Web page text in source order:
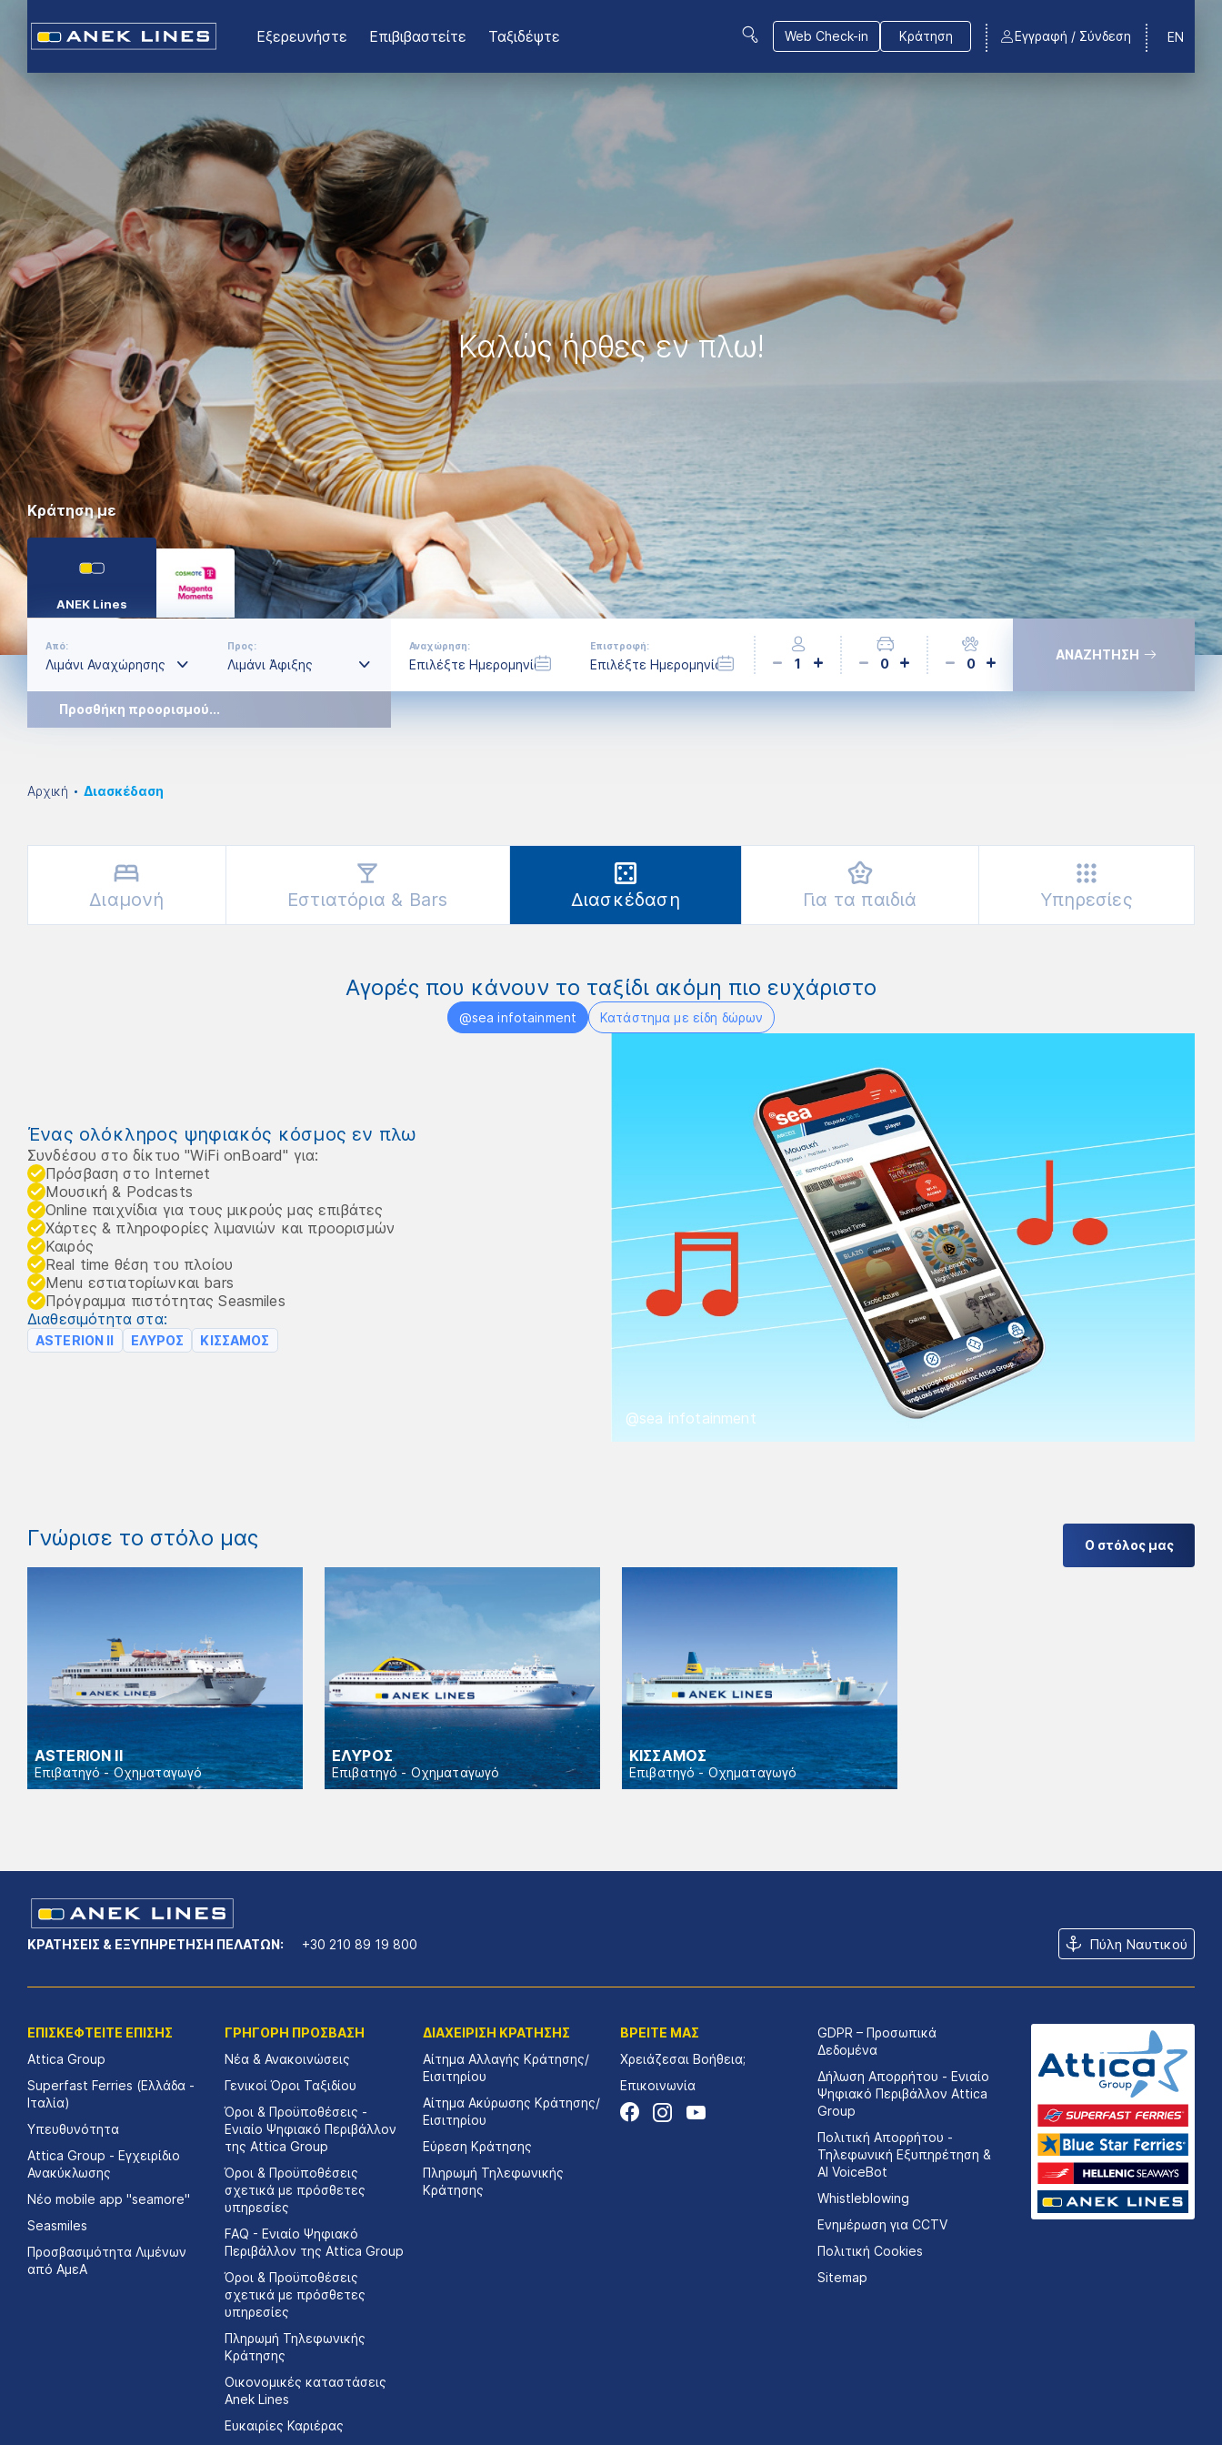
Εξερευνήστε Επιβιβαστείτε Ταξιδέψτε Web Check-in Κράτηση EN
Εγγραφή / Σύνδεση
Καλώς ήρθες εν πλω!
Κράτηση με
ANEK Lines
Από: Προς: Αναχώρηση: Επιστροφή:
Προσθήκη προορισμού...
1 0 0
ΑΝΑΖΗΤΗΣΗ
Αρχική Διασκέδαση
Διαμονή Εστιατόρια & Bars Διασκέδαση Για τα παιδιά Υπηρεσίες
Αγορές που κάνουν το ταξίδι ακόμη πιο ευχάριστο
@sea infotainment Κατάστημα με είδη δώρων
@sea infotainment
Ένας ολόκληρος ψηφιακός κόσμος εν πλω
Συνδέσου στο δίκτυο "WiFi onBoard" για:
Πρόσβαση στο Internet
Μουσική & Podcasts
Online παιχνίδια για τους μικρούς μας επιβάτες
Χάρτες & πληροφορίες λιμανιών και προορισμών
Καιρός
Real time θέση του πλοίου
Menu εστιατορίωνκαι bars
Πρόγραμμα πιστότητας Seasmiles
Διαθεσιμότητα στα:
ASTERION II ΕΛΥΡΟΣ ΚΙΣΣΑΜΟΣ
Γνώρισε το στόλο μας Ο στόλος μας
ASTERION II
Επιβατηγό - Οχηματαγωγό
ΕΛΥΡΟΣ
Επιβατηγό - Οχηματαγωγό
ΚΙΣΣΑΜΟΣ
Επιβατηγό - Οχηματαγωγό
ΚΡΑΤΗΣΕΙΣ & ΕΞΥΠΗΡΕΤΗΣΗ ΠΕΛΑΤΩΝ: +30 210 89 19 800 Πύλη Ναυτικού
ΕΠΙΣΚΕΦΤΕΙΤΕ ΕΠΙΣΗΣ
Attica Group
Superfast Ferries (Ελλάδα -
Ιταλία)
Υπευθυνότητα
Attica Group - Εγχειρίδιο
Ανακύκλωσης
Νέο mobile app "seamore"
Seasmiles
Προσβασιμότητα Λιμένων
από ΑμεΑ
ΓΡΗΓΟΡΗ ΠΡΟΣΒΑΣΗ
Νέα & Ανακοινώσεις
Γενικοί Όροι Ταξιδίου
Όροι & Προϋποθέσεις -
Ενιαίο Ψηφιακό Περιβάλλον
της Attica Group
Όροι & Προϋποθέσεις
σχετικά με πρόσθετες
υπηρεσίες
FAQ - Ενιαίο Ψηφιακό
Περιβάλλον της Attica Group
Όροι & Προϋποθέσεις
σχετικά με πρόσθετες
υπηρεσίες
Πληρωμή Τηλεφωνικής
Κράτησης
Οικονομικές καταστάσεις
Αnek Lines
Ευκαιρίες Καριέρας
ΔΙΑΧΕΙΡΙΣΗ ΚΡΑΤΗΣΗΣ
Αίτημα Αλλαγής Κράτησης/
Εισιτηρίου
Αίτημα Ακύρωσης Κράτησης/
Εισιτηρίου
Εύρεση Κράτησης
Πληρωμή Τηλεφωνικής
Κράτησης
ΒΡΕΙΤΕ ΜΑΣ
Χρειάζεσαι Βοήθεια;
Επικοινωνία
GDPR – Προσωπικά
Δεδομένα
Δήλωση Απορρήτου - Ενιαίο
Ψηφιακό Περιβάλλον Attica
Group
Πολιτική Απορρήτου -
Τηλεφωνική Εξυπηρέτηση &
AI VoiceBot
Whistleblowing
Ενημέρωση για CCTV
Πολιτική Cookies
Sitemap